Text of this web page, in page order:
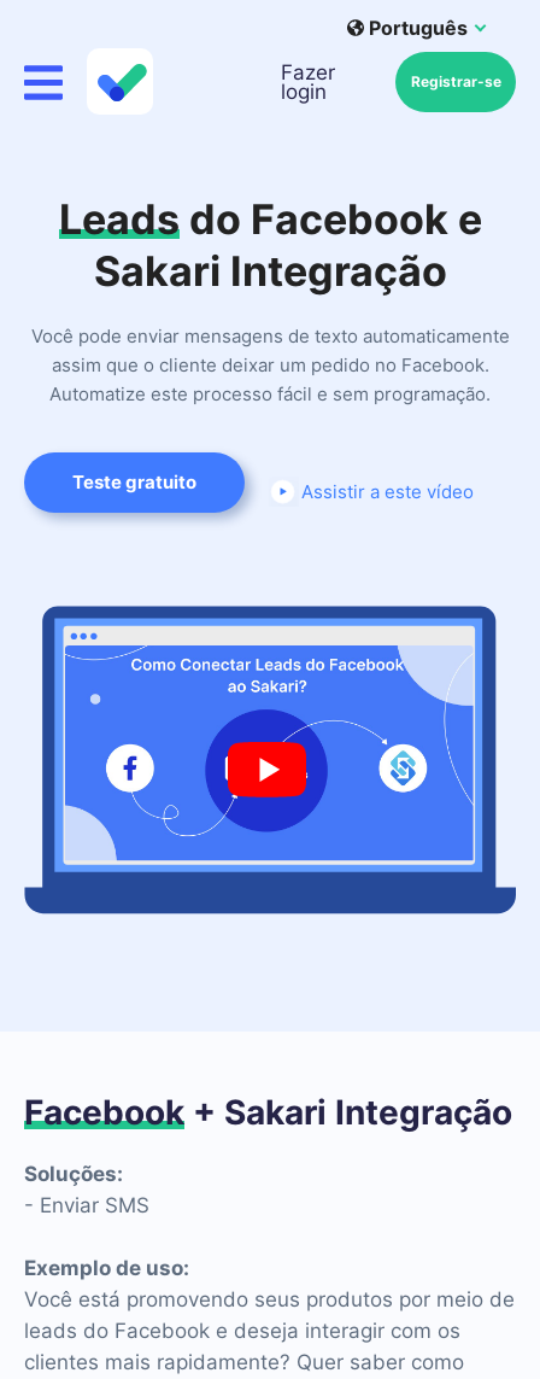
Português
Fazer
login
Registrar-se
Leadsdo Facebook e
Sakari Integração
Você pode enviar mensagens de texto automaticamente
assim que o cliente deixar um pedido no Facebook.
Automatize este processo fácil e sem programação.
Teste gratuito Assistir a este vídeo
Facebook + Sakari Integração
Soluções:
- Enviar SMS
Exemplo de uso:
Você está promovendo seus produtos por meio de
leads do Facebook e deseja interagir com os
clientes mais rapidamente? Quer saber como